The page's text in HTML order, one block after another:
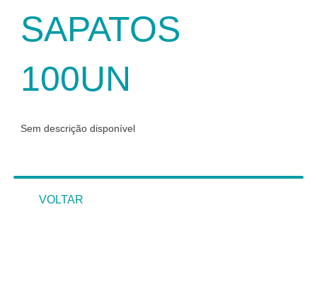
SAPATOS
100UN
Sem descrição disponível
VOLTAR